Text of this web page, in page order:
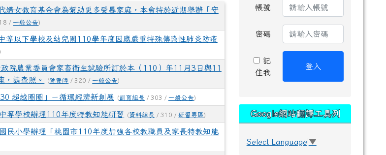
婦女教育基金會為幫助更多受暴家庭，本會特於近期舉辦「守
/ 一般公告)
等以下學校及幼兒園110學年度因應嚴重特殊傳染性肺炎防疫
院農業委員會家畜衛生試驗所訂於本（110）年11月3日與11
，請查照。
(營養師 / 320 / 一般公告)
超越圈圈」－循環經濟新創展 (訓育組長 / 303 / 一般公告)
等學校辦理110年度特教知能研習 (資料組長 / 310 /研習專區)
民小學辦理「桃園市110年度加強各校教職員及家長特教知能
帳號
密碼
記
住我
登入
Google網站翻譯工具列
Select Language ▼